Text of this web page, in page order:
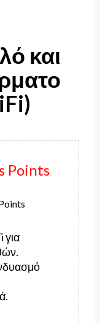
και
Points
για